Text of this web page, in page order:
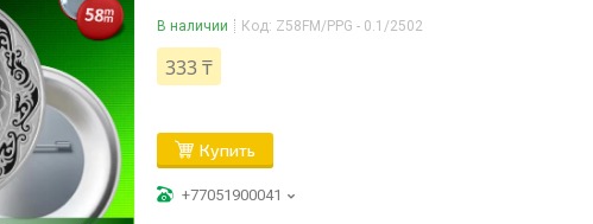
В наличии Код: Z58FM/PPG - 0.1/2502
333 ₸
Купить
+77051900041